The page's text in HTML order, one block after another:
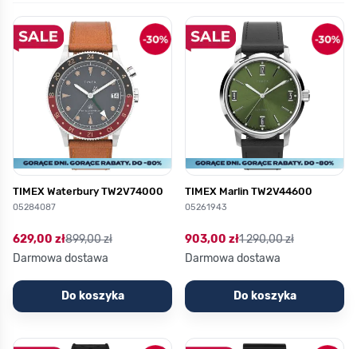
TIMEX Waterbury TW2V74000
05284087
629,00 zł899,00 zł
Darmowa dostawa
Do koszyka
TIMEX Marlin TW2V44600
05261943
903,00 zł1 290,00 zł
Darmowa dostawa
Do koszyka